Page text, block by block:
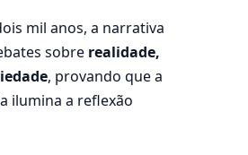
mil anos, a narrativa
sobre realidade,
, provando que a
ilumina a reflexão